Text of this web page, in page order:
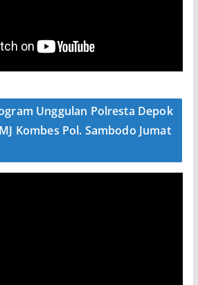
Unggulan Polresta Depok
Kombes Pol. Sambodo Jumat